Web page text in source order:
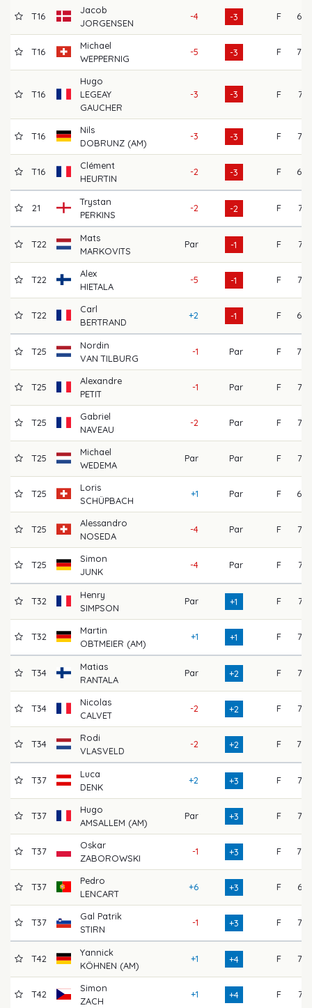
T16
Jacob
JORGENSEN
-4 -3 F 69
T16
Michael
WEPPERNIG
-5 -3 F 70
T16
Hugo
LEGEAY
GAUCHER
-3 -3 F 74
T16
Nils
DOBRUNZ (AM)
-3 -3 F 72
T16
Clément
HEURTIN
-2 -3 F 69
21
Trystan
PERKINS
-2 -2 F 71
T22
Mats
MARKOVITS
Par -1 F 71
T22
Alex
HIETALA
-5 -1 F 75
T22
Carl
BERTRAND
+2 -1 F 69
T25
Nordin
VAN TILBURG
-1 Par F 70
T25
Alexandre
PETIT
-1 Par F 72
T25
Gabriel
NAVEAU
-2 Par F 73
T25
Michael
WEDEMA
Par Par F 72
T25
Loris
SCHÜPBACH
+1 Par F 68
T25
Alessandro
NOSEDA
-4 Par F 72
T25
Simon
JUNK
-4 Par F 74
T32
Henry
SIMPSON
Par +1 F 71
T32
Martin
OBTMEIER (AM)
+1 +1 F 72
T34
Matias
RANTALA
Par +2 F 72
T34
Nicolas
CALVET
-2 +2 F 75
T34
Rodi
VLASVELD
-2 +2 F 70
T37
Luca
DENK
+2 +3 F 75
T37
Hugo
AMSALLEM (AM)
Par +3 F 77
T37
Oskar
ZABOROWSKI
-1 +3 F 78
T37
Pedro
LENCART
+6 +3 F 67
T37
Gal Patrik
STIRN
-1 +3 F 72
T42
Yannick
KÖHNEN (AM)
+1 +4 F 75
T42
Simon
ZACH
+1 +4 F 74